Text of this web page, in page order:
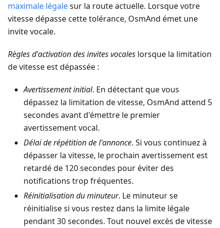
maximale légalesur la route actuelle. Lorsque votre
vitesse dépasse cette tolérance, OsmAnd émet une
invite vocale.
Règles d'activation des invites vocales lorsque la limitation
de vitesse est dépassée :
Avertissement initial. En détectant que vous
dépassez la limitation de vitesse, OsmAnd attend 5
secondes avant d'émettre le premier
avertissement vocal.
Délai de répétition de l'annonce. Si vous continuez à
dépasser la vitesse, le prochain avertissement est
retardé de 120 secondes pour éviter des
notifications trop fréquentes.
Réinitialisation du minuteur. Le minuteur se
réinitialise si vous restez dans la limite légale
pendant 30 secondes. Tout nouvel excès de vitesse